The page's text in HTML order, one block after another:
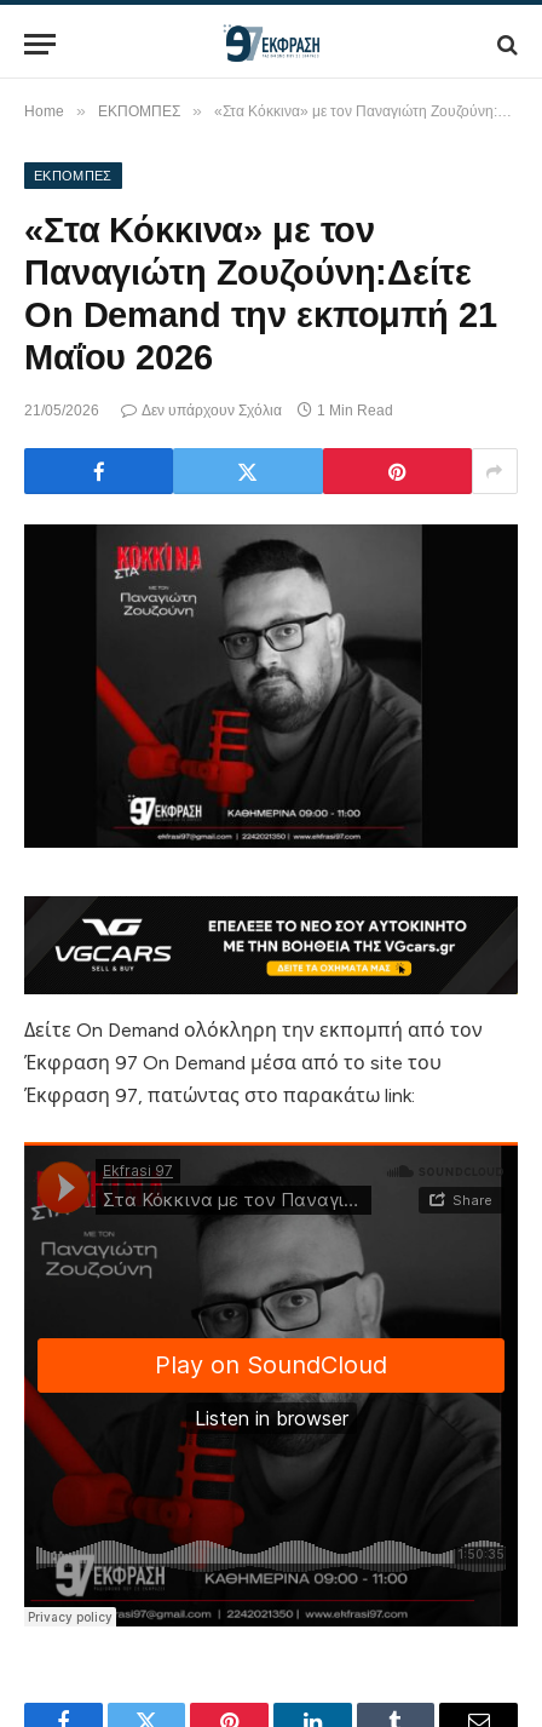
Home » ΕΚΠΟΜΠΕΣ » «Στα Κόκκινα» με τον Παναγιώτη Ζουζούνη:Δείτε On Demand την εκπομπή 21 Μαΐου 2026
ΕΚΠΟΜΠΕΣ
«Στα Κόκκινα» με τον
Παναγιώτη Ζουζούνη:Δείτε
On Demand την εκπομπή 21
Μαΐου 2026
21/05/2026 Δεν υπάρχουν Σχόλια 1 Min Read
Δείτε On Demand ολόκληρη την εκπομπή από τον
Έκφραση 97 On Demand μέσα από το site του
Έκφραση 97, πατώντας στο παρακάτω link: